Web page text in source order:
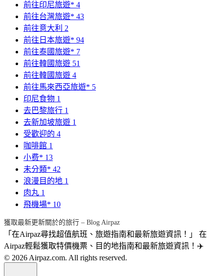
前往印尼旅遊* 4
前往台灣旅遊* 43
前往意大利 2
前往日本旅遊* 94
前往泰國旅遊* 7
前往韓國旅遊 51
前往韓國旅遊 4
前往馬來西亞旅遊* 5
印尼食物 1
去巴黎旅行 1
去新加坡旅遊 1
受歡迎的 4
咖啡館 1
小费* 13
未分類* 42
浪漫目的地 1
肉丸 1
飛機場* 10
獲取最新更新關於的旅行 – Blog Airpaz
「在Airpaz尋找超值航班、旅遊指南和最新旅遊資訊！」 在
Airpaz輕鬆獲取特價機票、目的地指南和最新旅遊資訊！✈️
© 2026 Airpaz.com. All rights reserved.